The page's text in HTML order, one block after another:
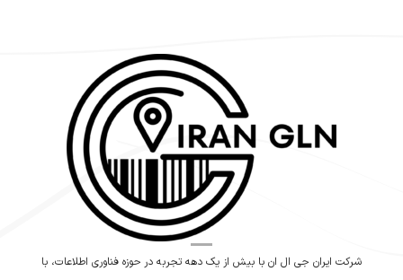
شرکت ایران جی ال ان با بیش از یک دهه تجربه در حوزه فناوری اطلاعات، با